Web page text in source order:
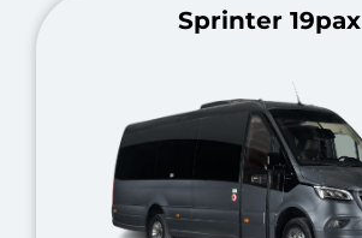
Sprinter 19pax